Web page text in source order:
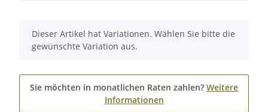
x
Dieser Artikel hat Variationen. Wählen Sie bitte die
gewünschte Variation aus.
Sie möchten in monatlichen Raten zahlen? Weitere
Informationen